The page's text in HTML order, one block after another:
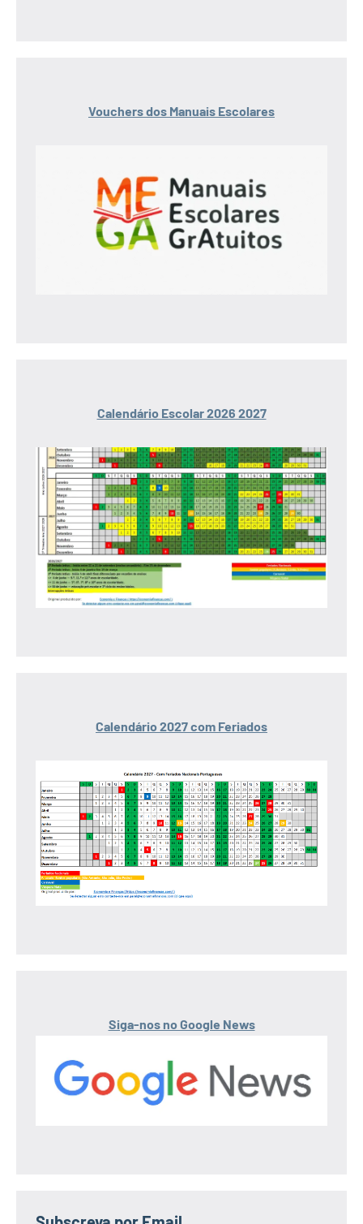
Vouchers dos Manuais Escolares
Calendário Escolar 2026 2027
Calendário 2027 com Feriados
Siga-nos no Google News